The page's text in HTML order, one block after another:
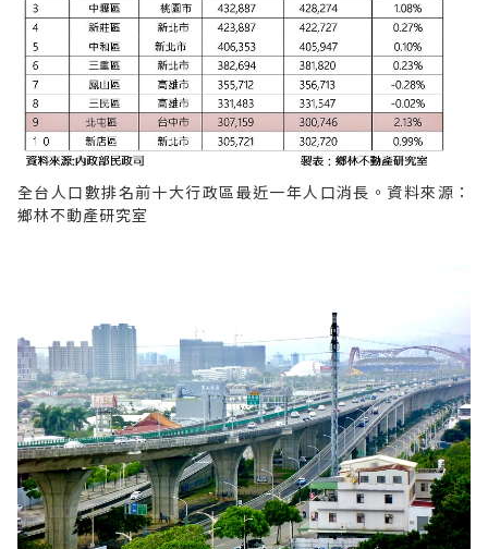
全台人口數排名前十大行政區最近一年人口消長。資料來源：
鄉林不動產研究室